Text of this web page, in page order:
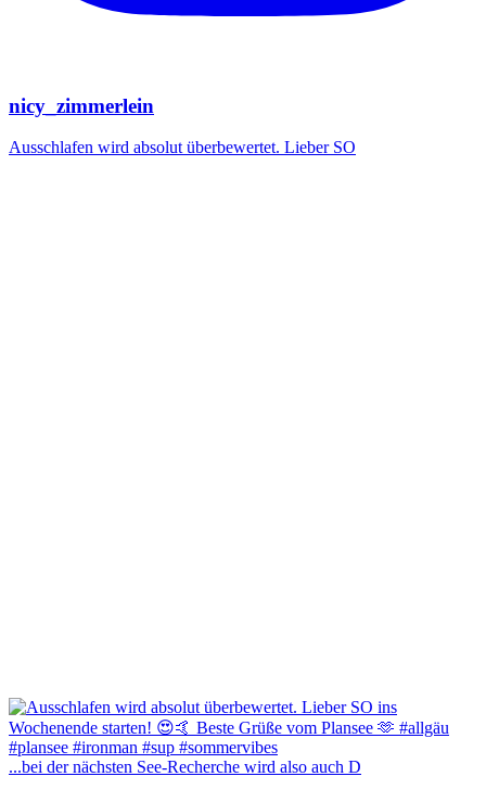
nicy_zimmerlein
Ausschlafen wird absolut überbewertet. Lieber SO
...bei der nächsten See-Recherche wird also auch D